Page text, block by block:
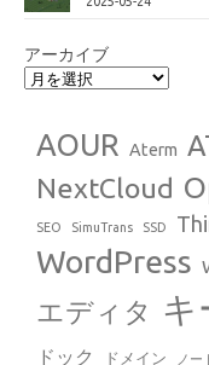
アーカイブ
AOUR Aterm
NextCloud
SEO SimuTrans SSD
WordPress
エディタ キ
ドック
ドメイン ノー